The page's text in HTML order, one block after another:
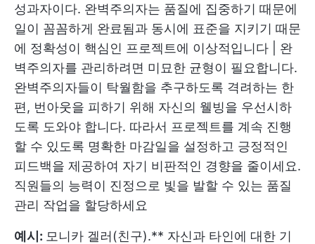
성과자이다. 완벽주의자는 품질에 집중하기 때문에
일이 꼼꼼하게 완료됨과 동시에 표준을 지키기 때문
에 정확성이 핵심인 프로젝트에 이상적입니다 | 완
벽주의자를 관리하려면 미묘한 균형이 필요합니다.
완벽주의자들이 탁월함을 추구하도록 격려하는 한
편, 번아웃을 피하기 위해 자신의 웰빙을 우선시하
도록 도와야 합니다. 따라서 프로젝트를 계속 진행
할 수 있도록 명확한 마감일을 설정하고 긍정적인
피드백을 제공하여 자기 비판적인 경향을 줄이세요.
직원들의 능력이 진정으로 빛을 발할 수 있는 품질
관리 작업을 할당하세요
예시: 모니카 겔러(친구).** 자신과 타인에 대한 기